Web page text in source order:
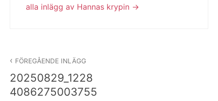
alla inlägg av Hannas krypin
FÖREGÅENDE INLÄGG
20250829_1228
4086275003755